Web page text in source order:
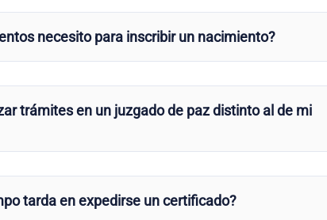
necesito para inscribir un nacimiento?
trámites en un juzgado de paz distinto al de mi
tarda en expedirse un certificado?